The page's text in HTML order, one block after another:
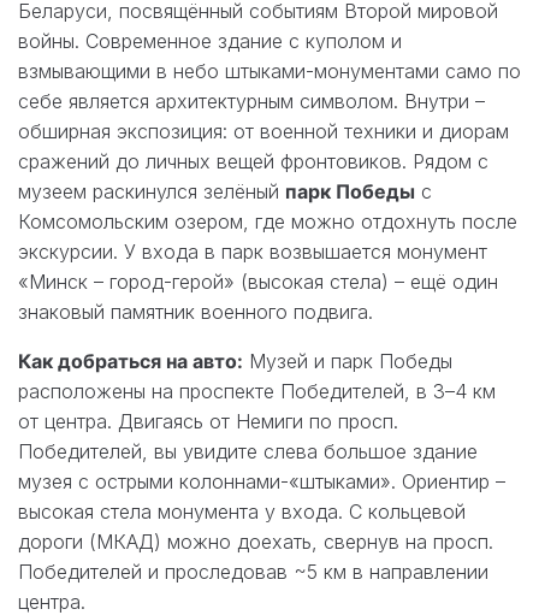
Беларуси, посвящённый событиям Второй мировой
войны. Современное здание с куполом и
взмывающими в небо штыками-монументами само по
себе является архитектурным символом. Внутри –
обширная экспозиция: от военной техники и диорам
сражений до личных вещей фронтовиков. Рядом с
музеем раскинулся зелёный парк Победы с
Комсомольским озером, где можно отдохнуть после
экскурсии. У входа в парк возвышается монумент
«Минск – город-герой» (высокая стела) – ещё один
знаковый памятник военного подвига.
Как добраться на авто: Музей и парк Победы
расположены на проспекте Победителей, в 3–4 км
от центра. Двигаясь от Немиги по просп.
Победителей, вы увидите слева большое здание
музея с острыми колоннами-«штыками». Ориентир –
высокая стела монумента у входа. С кольцевой
дороги (МКАД) можно доехать, свернув на просп.
Победителей и проследовав ~5 км в направлении
центра.